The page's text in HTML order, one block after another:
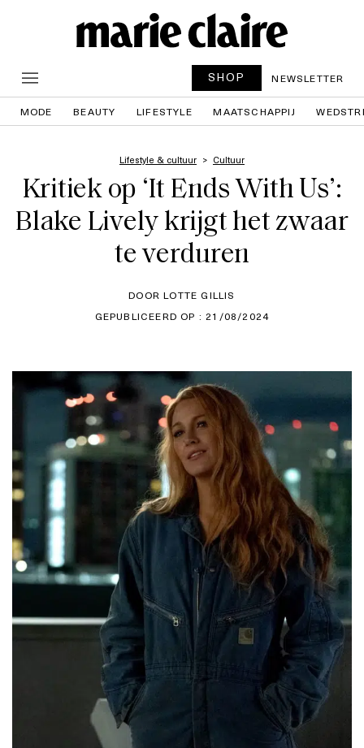
SHOP NEWSLETTER
MODE BEAUTY LIFESTYLE MAATSCHAPPIJ
Lifestyle & cultuur Cultuur
Kritiek op ‘It Ends With Us’:
Blake Lively krijgt het zwaar
te verduren
DOOR LOTTE GILLIS
GEPUBLICEERD OP : 21/08/2024